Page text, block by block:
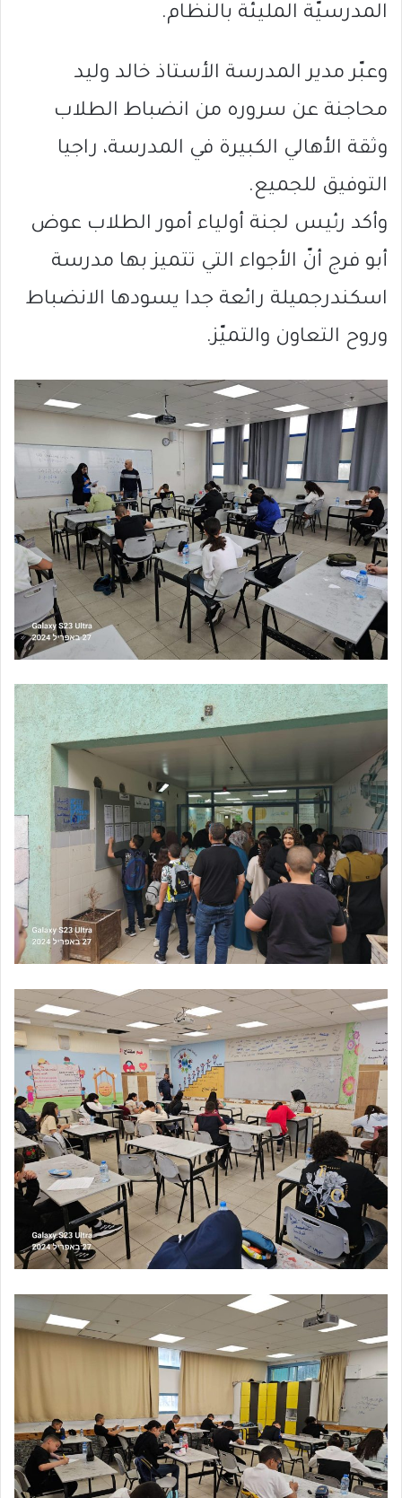
المدرسيّة المليئة بالنظام.
وعبّر مدير المدرسة الأستاذ خالد وليد
محاجنة عن سروره من انضباط الطلاب
وثقة الأهالي الكبيرة في المدرسة، راجيا
التوفيق للجميع.
وأكد رئيس لجنة أولياء أمور الطلاب عوض
أبو فرج أنّ الأجواء التي تتميز بها مدرسة
اسكندرجميلة رائعة جدا يسودها الانضباط
وروح التعاون والتميّز.